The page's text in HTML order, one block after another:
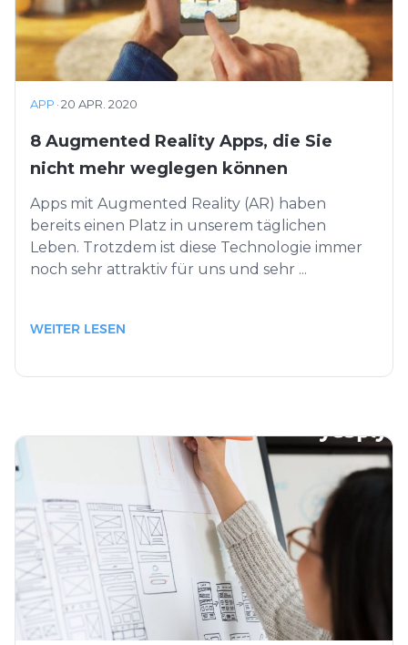
APP ·20 APR. 2020
8 Augmented Reality Apps, die Sie
nicht mehr weglegen können
Apps mit Augmented Reality (AR) haben
bereits einen Platz in unserem täglichen
Leben. Trotzdem ist diese Technologie immer
noch sehr attraktiv für uns und sehr ...
WEITER LESEN